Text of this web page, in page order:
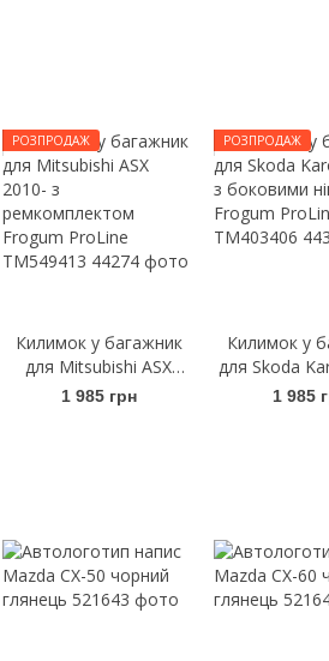
РОЗПРОДАЖ
Килимок у багажник
для Mitsubishi ASX
2010- з
1 985 грн
РОЗПРОДАЖ
Килимок у
для Skoda
з
1 985